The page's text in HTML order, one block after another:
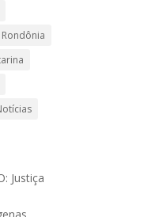
Rondônia
Justiça